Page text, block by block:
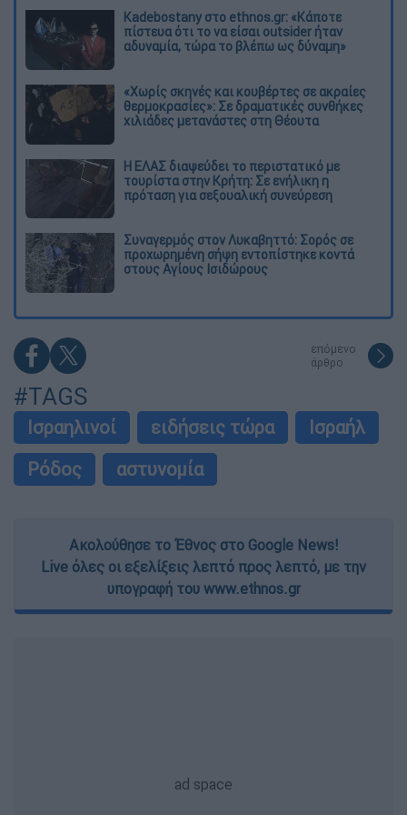
Kadebostany στο ethnos.gr: «Κάποτε
πίστευα ότι το να είσαι outsider ήταν
αδυναμία, τώρα το βλέπω ως δύναμη»
«Χωρίς σκηνές και κουβέρτες σε ακραίες
θερμοκρασίες»: Σε δραματικές συνθήκες
χιλιάδες μετανάστες στη Θέουτα
Η ΕΛΑΣ διαψεύδει το περιστατικό με
τουρίστα στην Κρήτη: Σε ενήλικη η
πρόταση για σεξουαλική συνεύρεση
Συναγερμός στον Λυκαβηττό: Σορός σε
προχωρημένη σήψη εντοπίστηκε κοντά
στους Αγίους Ισιδώρους
επόμενο
άρθρο
#TAGS
Ισραηλινοί ειδήσεις τώρα
Ισραήλ
Ρόδος
αστυνομία
Ακολούθησε το Έθνος στο Google News!
Live όλες οι εξελίξεις λεπτό προς λεπτό, με την
υπογραφή του www.ethnos.gr